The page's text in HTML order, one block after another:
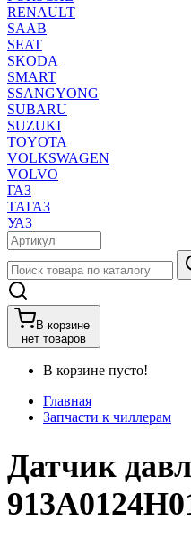
RENAULT
SAAB
SEAT
SKODA
SMART
SSANGYONG
SUBARU
SUZUKI
TOYOTA
VOLKSWAGEN
VOLVO
ГАЗ
ТАГАЗ
УАЗ
В корзине
нет товаров
В корзине пусто!
Главная
Запчасти к чиллерам
Датчик